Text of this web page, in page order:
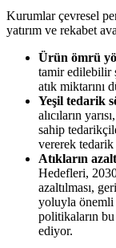
Kurumlar çevresel
yatırım ve rekabet
Ürün ömrü
tamir edilebilir
atık miktarını
Yeşil tedarik
alıcıların
sahip
vererek
Atıkların
Hedefleri,
azaltılması,
yoluyla önemli
politikaların
ediyor.